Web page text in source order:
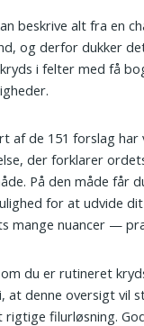
beskrive alt fra en
og derfor dukker
i felter med få
af de 151 forslag
der forklarer
På den måde får
for at udvide
mange nuancer —
du er rutineret
at denne oversigt vil
rigtige filurløsning.